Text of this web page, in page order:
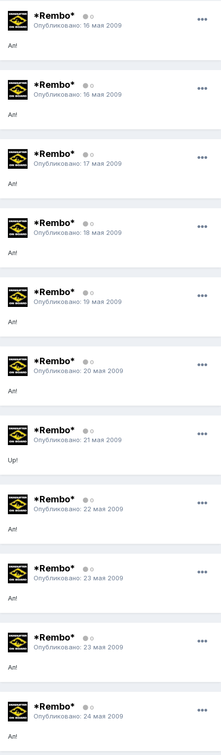
*Rembo* 0
Опубликовано: 16 мая 2009
Ап!
*Rembo* 0
Опубликовано: 16 мая 2009
Ап!
*Rembo* 0
Опубликовано: 17 мая 2009
Ап!
*Rembo* 0
Опубликовано: 18 мая 2009
Ап!
*Rembo* 0
Опубликовано: 19 мая 2009
Ап!
*Rembo* 0
Опубликовано: 20 мая 2009
Ап!
*Rembo* 0
Опубликовано: 21 мая 2009
Up!
*Rembo* 0
Опубликовано: 22 мая 2009
Ап!
*Rembo* 0
Опубликовано: 23 мая 2009
Ап!
*Rembo* 0
Опубликовано: 23 мая 2009
Ап!
*Rembo* 0
Опубликовано: 24 мая 2009
Ап!